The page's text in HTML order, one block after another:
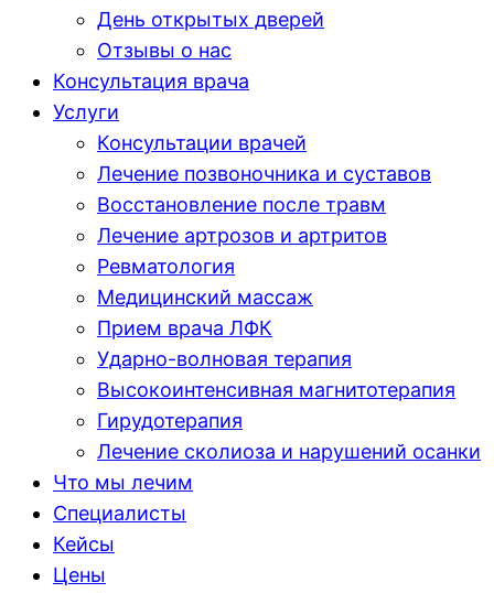
День открытых дверей
Отзывы о нас
Консультация врача
Услуги
Консультации врачей
Лечение позвоночника и суставов
Восстановление после травм
Лечение артрозов и артритов
Ревматология
Медицинский массаж
Прием врача ЛФК
Ударно-волновая терапия
Высокоинтенсивная магнитотерапия
Гирудотерапия
Лечение сколиоза и нарушений осанки
Что мы лечим
Специалисты
Кейсы
Цены